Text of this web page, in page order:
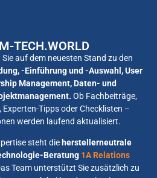
TECH.WORLD
Sie auf dem neuesten Stand zu den
-Einführung und -Auswahl, User
Management, Daten- und
Ob Fachbeiträge,
Experten-Tipps oder Checklisten –
werden laufend aktualisiert.
steht die herstellerneutrale
Beratung 1A Relations
Team unterstützt Sie zusätzlich zu